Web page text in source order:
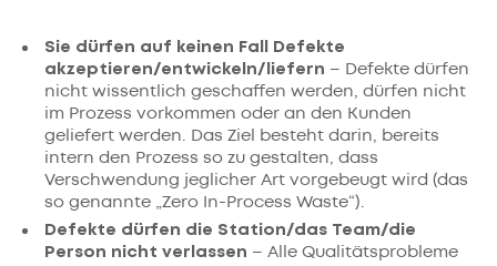
Sie dürfen auf keinen Fall Defekte
akzeptieren/entwickeln/liefern – Defekte dürfen
nicht wissentlich geschaffen werden, dürfen nicht
im Prozess vorkommen oder an den Kunden
geliefert werden. Das Ziel besteht darin, bereits
intern den Prozess so zu gestalten, dass
Verschwendung jeglicher Art vorgebeugt wird (das
so genannte „Zero In-Process Waste“).
Defekte dürfen die Station/das Team/die
Person nicht verlassen – Alle Qualitätsprobleme